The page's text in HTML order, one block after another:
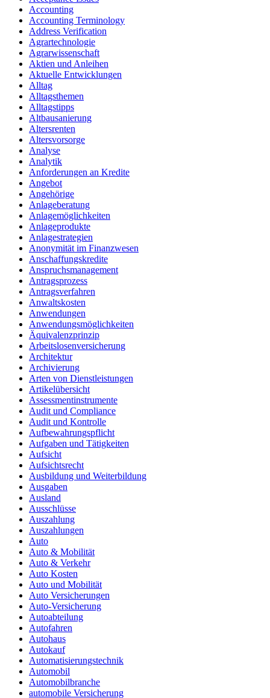
Accounting
Accounting Terminology
Address Verification
Agrartechnologie
Agrarwissenschaft
Aktien und Anleihen
Aktuelle Entwicklungen
Alltag
Alltagsthemen
Alltagstipps
Altbausanierung
Altersrenten
Altersvorsorge
Analyse
Analytik
Anforderungen an Kredite
Angebot
Angehörige
Anlageberatung
Anlagemöglichkeiten
Anlageprodukte
Anlagestrategien
Anonymität im Finanzwesen
Anschaffungskredite
Anspruchsmanagement
Antragsprozess
Antragsverfahren
Anwaltskosten
Anwendungen
Anwendungsmöglichkeiten
Äquivalenzprinzip
Arbeitslosenversicherung
Architektur
Archivierung
Arten von Dienstleistungen
Artikelübersicht
Assessmentinstrumente
Audit und Compliance
Audit und Kontrolle
Aufbewahrungspflicht
Aufgaben und Tätigkeiten
Aufsicht
Aufsichtsrecht
Ausbildung und Weiterbildung
Ausgaben
Ausland
Ausschlüsse
Auszahlung
Auszahlungen
Auto
Auto & Mobilität
Auto & Verkehr
Auto Kosten
Auto und Mobilität
Auto Versicherungen
Auto-Versicherung
Autoabteilung
Autofahren
Autohaus
Autokauf
Automatisierungstechnik
Automobil
Automobilbranche
automobile Versicherung